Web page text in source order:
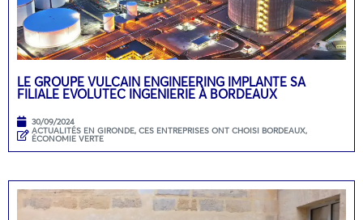
LE GROUPE VULCAIN ENGINEERING IMPLANTE SA
FILIALE EVOLUTEC INGENIERIE À BORDEAUX
30/09/2024
ACTUALITÉS EN GIRONDE, CES ENTREPRISES ONT CHOISI BORDEAUX,
ÉCONOMIE VERTE